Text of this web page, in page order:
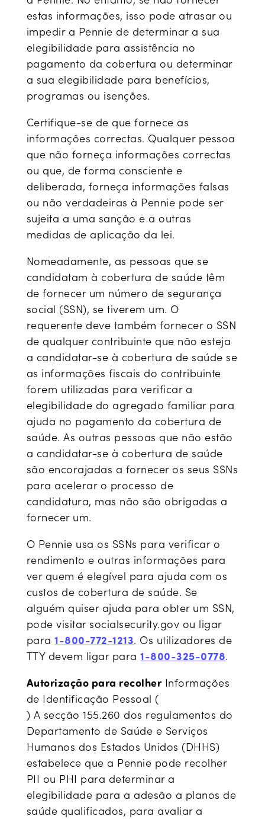
estas informações, isso pode atrasar ou
impedir a Pennie de determinar a sua
elegibilidade para assistência no
pagamento da cobertura ou determinar
a sua elegibilidade para benefícios,
programas ou isenções.
Certifique-se de que fornece as
informações correctas. Qualquer pessoa
que não forneça informações correctas
ou que, de forma consciente e
deliberada, forneça informações falsas
ou não verdadeiras à Pennie pode ser
sujeita a uma sanção e a outras
medidas de aplicação da lei.
Nomeadamente, as pessoas que se
candidatam à cobertura de saúde têm
de fornecer um número de segurança
social (SSN), se tiverem um. O
requerente deve também fornecer o SSN
de qualquer contribuinte que não esteja
a candidatar-se à cobertura de saúde se
as informações fiscais do contribuinte
forem utilizadas para verificar a
elegibilidade do agregado familiar para
ajuda no pagamento da cobertura de
saúde. As outras pessoas que não estão
a candidatar-se à cobertura de saúde
são encorajadas a fornecer os seus SSNs
para acelerar o processo de
candidatura, mas não são obrigadas a
fornecer um.
O Pennie usa os SSNs para verificar o
rendimento e outras informações para
ver quem é elegível para ajuda com os
custos de cobertura de saúde. Se
alguém quiser ajuda para obter um SSN,
pode visitar socialsecurity.gov ou ligar
para1-800-772-1213. Os utilizadores de
TTY devem ligar para1-800-325-0778.
Autorização para recolherInformações
de Identificação Pessoal (
) A secção 155.260 dos regulamentos do
Departamento de Saúde e Serviços
Humanos dos Estados Unidos (DHHS)
estabelece que a Pennie pode recolher
PII ou PHI para determinar a
elegibilidade para a adesão a planos de
saúde qualificados, para avaliar a